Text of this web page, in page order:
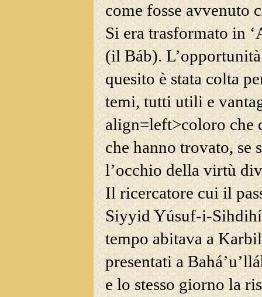
come fosse avvenuto
Si era trasformato in
(il Báb).
quesito è stata colta
temi, tutti utili e
align=left>coloro che
che hanno trovato, se
l’occhio della virtù
Il ricercatore cui il
Siyyid Yúsuf-i-
tempo abitava a
presentati a
e lo stesso giorno la